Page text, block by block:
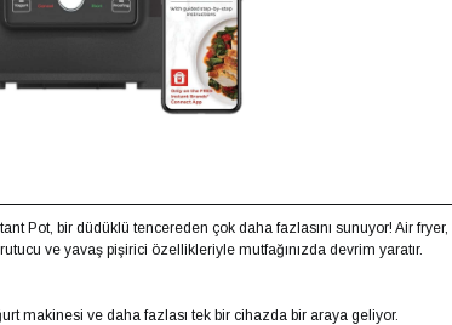
Pot, bir düdüklü tencereden çok daha fazlasını sunuyor! Air
ve yavaş pişirici özellikleriyle mutfağınızda devrim yaratır.
makinesi ve daha fazlası tek bir cihazda bir araya geliyor.